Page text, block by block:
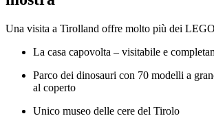
Una visita a Tirolland offre molto più dei
La casa capovolta – visitabile e
Parco dei dinosauri con 70 modelli a
al coperto
Unico museo delle cere del Tirolo